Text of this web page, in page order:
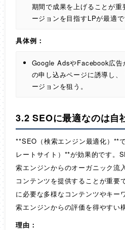
期間で成果を上げることが
ージョンを目指すLPが最適で
具体例：
Google AdsやFacebook広告
の申し込みページに誘導し
ージョンを狙う。
3.2 SEOに最適なのは自
**SEO（検索エンジン最適化）**
レートサイト）**が効果的です。
索エンジンからのオーガニック流
コンテンツを提供することが重要
に必要な多様なコンテンツやキー
索エンジンからの評価を得やすい
理由：